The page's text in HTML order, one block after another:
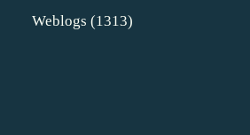
Weblogs (1313)